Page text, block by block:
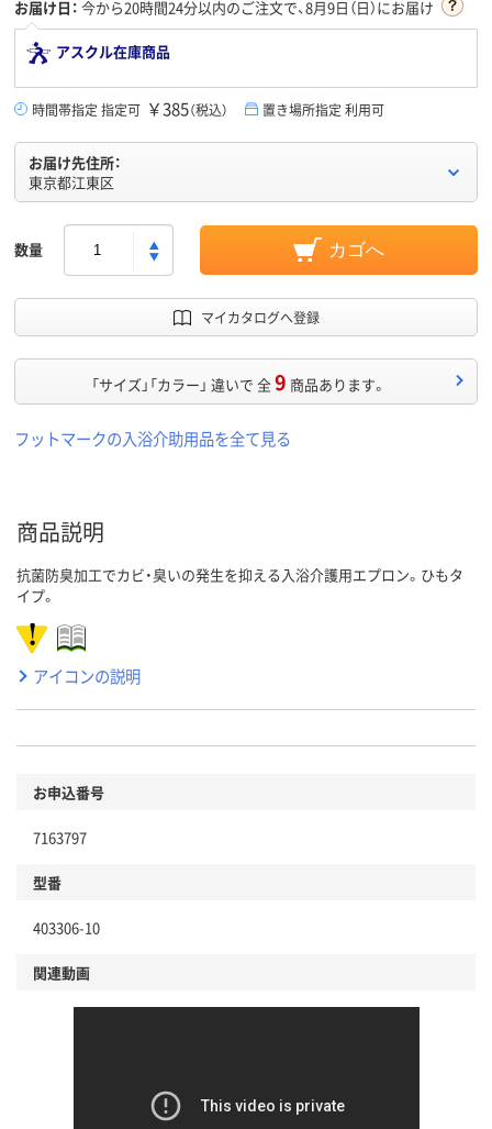
お届け日： 今から20時間24分以内のご注文で、8月9日（日）にお届け
アスクル在庫商品
時間帯指定 指定可 ￥385（税込） 置き場所指定 利用可
お届け先住所：
東京都江東区
数量 カゴへ
マイカタログへ登録
「サイズ」「カラー」 違いで 全9 商品あります。
フットマークの入浴介助用品を全て見る
商品説明
抗菌防臭加工でカビ・臭いの発生を抑える入浴介護用エプロン。ひもタ
イプ。
アイコンの説明
お申込番号
7163797
型番
403306-10
関連動画